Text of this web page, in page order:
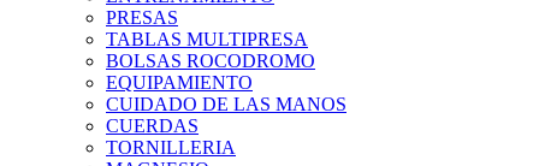
PRESAS
TABLAS MULTIPRESA
BOLSAS ROCODROMO
EQUIPAMIENTO
CUIDADO DE LAS MANOS
CUERDAS
TORNILLERIA